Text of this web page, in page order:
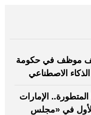
بن راشد: تدريب 80 ألف موظف في حكومة
الاصطناعي
الإمارات
الأول في «مجلس